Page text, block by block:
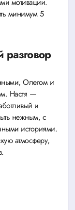
минимум 5
разговор
Олегом и
Настя —
и
нежным, с
историями.
атмосферу,